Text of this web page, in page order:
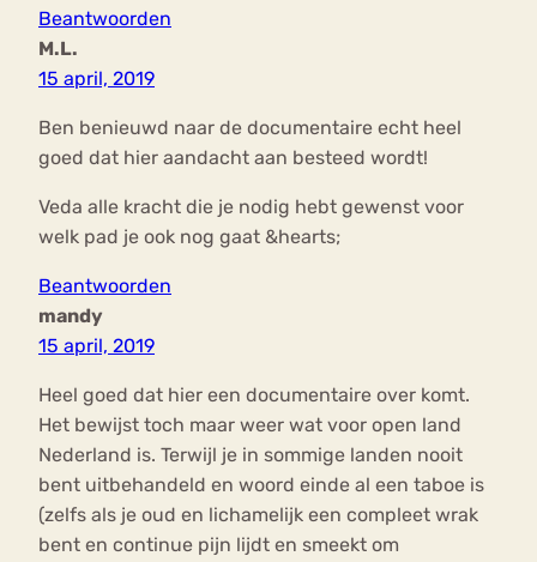
Beantwoorden
M.L.
15 april, 2019
Ben benieuwd naar de documentaire echt heel
goed dat hier aandacht aan besteed wordt!
Veda alle kracht die je nodig hebt gewenst voor
welk pad je ook nog gaat &hearts;
Beantwoorden
mandy
15 april, 2019
Heel goed dat hier een documentaire over komt.
Het bewijst toch maar weer wat voor open land
Nederland is. Terwijl je in sommige landen nooit
bent uitbehandeld en woord einde al een taboe is
(zelfs als je oud en lichamelijk een compleet wrak
bent en continue pijn lijdt en smeekt om